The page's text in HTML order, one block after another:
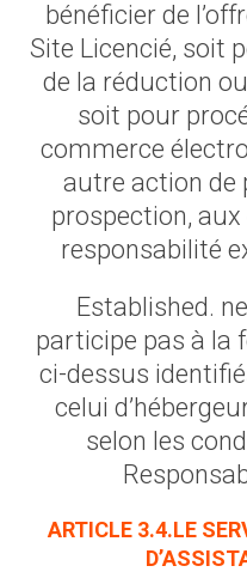
bénéficier de
Site Licencié, soit
de la réduction
soit pour
commerce
autre action de
prospection,
responsabilité
Established.
participe pas à la
ci-dessus
celui
selon les
ARTICLE 3.4.LE